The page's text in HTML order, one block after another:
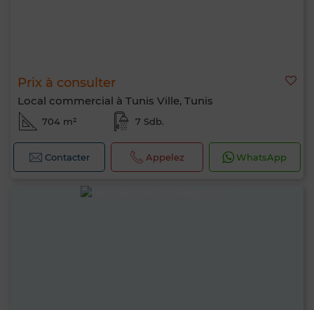
Prix à consulter
Local commercial à Tunis Ville, Tunis
704 m² 7 Sdb.
Contacter Appelez WhatsApp